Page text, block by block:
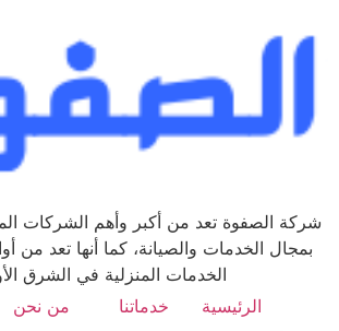
شركة الصفوة تعد من أكبر وأهم الشركات
بمجال الخدمات والصيانة، كما أنها تعد من
الخدمات المنزلية في الشرق
الرئيسية
خدماتنا من نحن